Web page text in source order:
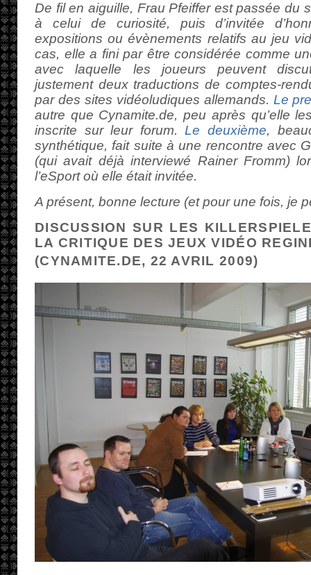
De fil en aiguille, Frau Pfeiffer est passée du
à celui de curiosité, puis d’invitée
expositions ou évènements relatifs au jeu
cas, elle a fini par être considérée comme
avec laquelle les joueurs peuvent
justement deux traductions de comptes-
par des sites vidéoludiques allemands. Le
autre que Cynamite.de, peu après qu’elle
inscrite sur leur forum.Le deuxième,
synthétique, fait suite à une rencontre avec
(qui avait déjà interviewé Rainer Fromm)
l’eSport où elle était invitée.
A présent, bonne lecture (et pour une fois, je
DISCUSSION SUR LES
LA CRITIQUE DES JEUX VIDÉO
(CYNAMITE.DE, 22 AVRIL 2009)